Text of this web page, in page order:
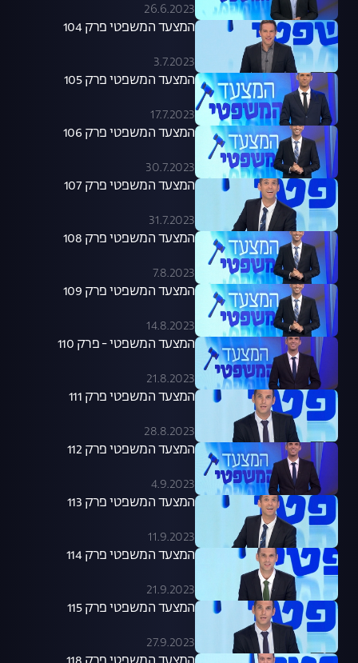
26.6.2023
המצעד המשפטי פרק 104
3.7.2023
המצעד המשפטי פרק 105
17.7.2023
המצעד המשפטי פרק 106
30.7.2023
המצעד המשפטי פרק 107
31.7.2023
המצעד המשפטי פרק 108
7.8.2023
המצעד המשפטי פרק 109
14.8.2023
המצעד המשפטי - פרק 110
21.8.2023
המצעד המשפטי פרק 111
28.8.2023
המצעד המשפטי פרק 112
4.9.2023
המצעד המשפטי פרק 113
11.9.2023
המצעד המשפטי פרק 114
21.9.2023
המצעד המשפטי פרק 115
27.9.2023